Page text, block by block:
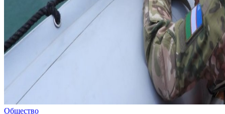
Общество